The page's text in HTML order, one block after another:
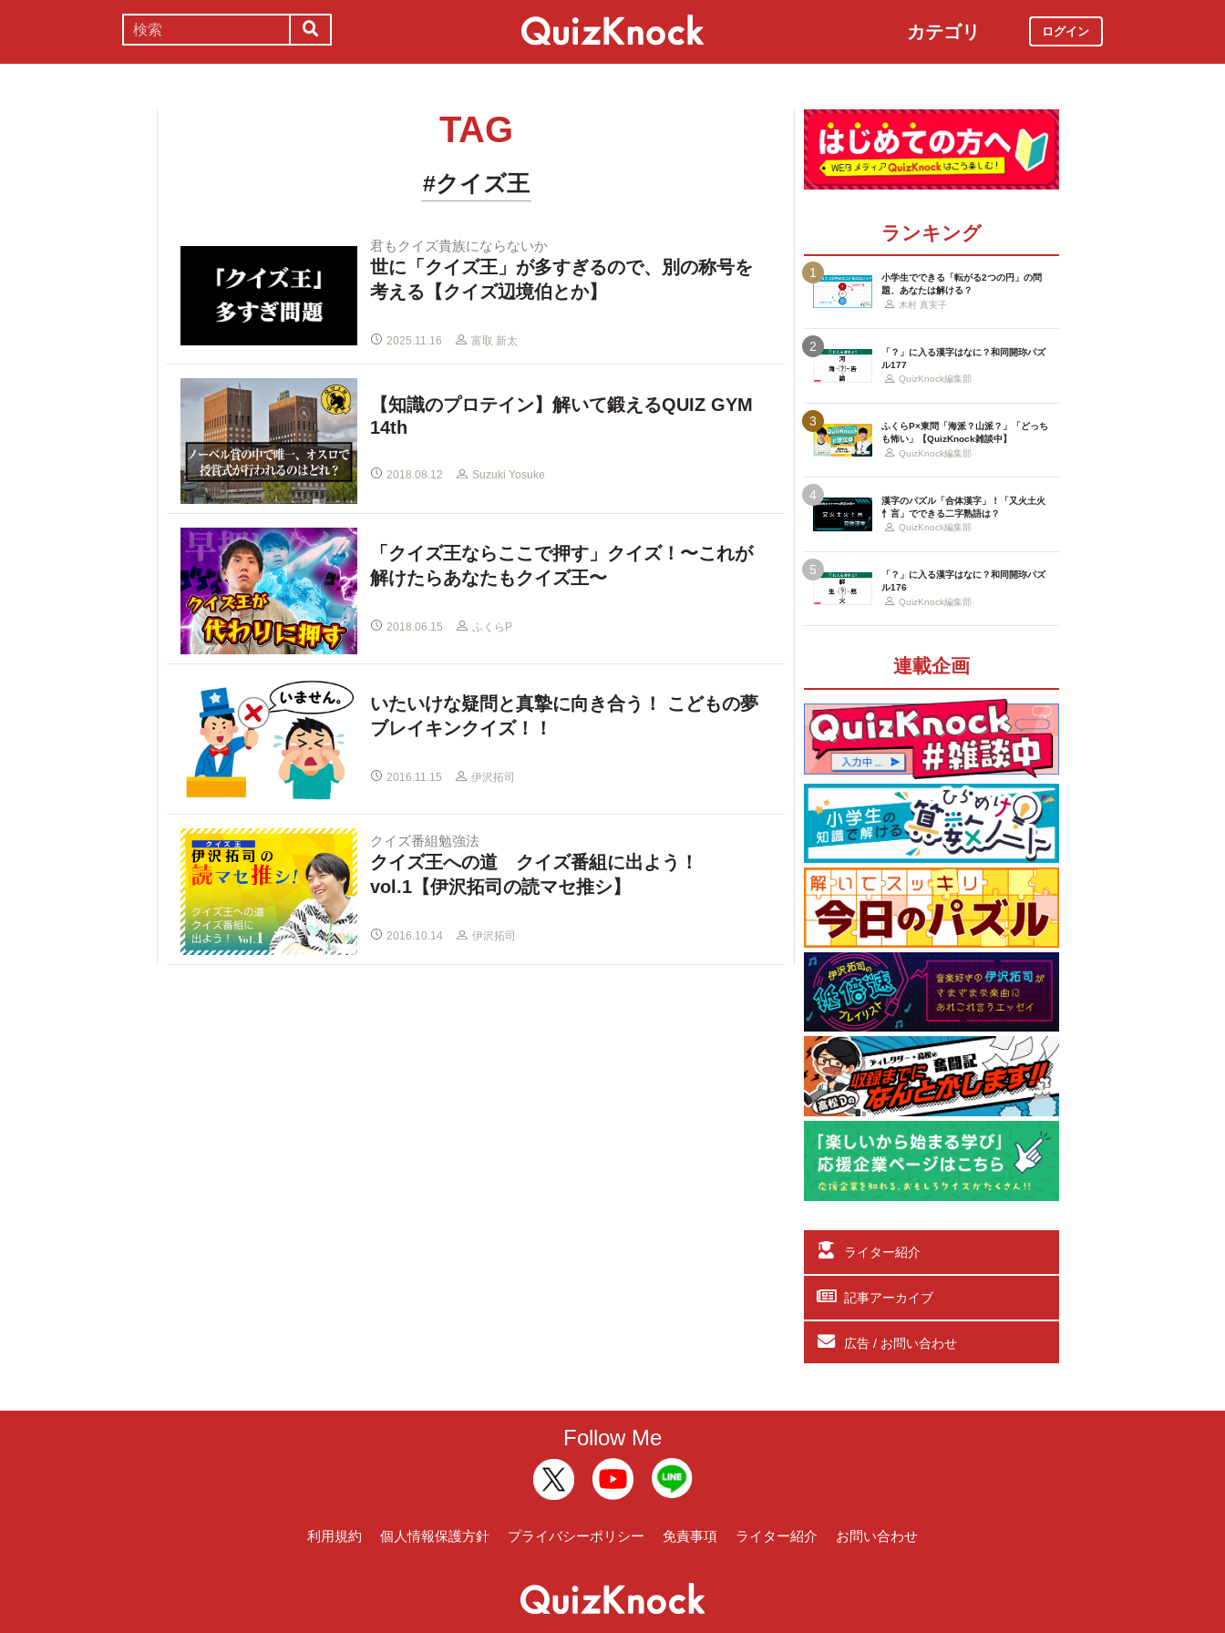
カテゴリ ログイン
TAG
#クイズ王
君もクイズ貴族にならないか
世に「クイズ王」が多すぎるので、別の称号を
考える【クイズ辺境伯とか】
2025.11.16 富取 新太
【知識のプロテイン】解いて鍛えるQUIZ GYM
14th
2018.08.12 Suzuki Yosuke
「クイズ王ならここで押す」クイズ！〜これが
解けたらあなたもクイズ王〜
2018.06.15 ふくらP
いたいけな疑問と真摯に向き合う！ こどもの夢
ブレイキンクイズ！！
2016.11.15 伊沢拓司
クイズ番組勉強法
クイズ王への道 クイズ番組に出よう！
vol.1【伊沢拓司の読マセ推シ】
2016.10.14 伊沢拓司
ランキング
1
小学生でできる「転がる2つの円」の問
題、あなたは解ける？
木村 真実子
2
「？」に入る漢字はなに？和同開珎パズ
ル177
QuizKnock編集部
3
ふくらP×東問「海派？山派？」「どっち
も怖い」【QuizKnock雑談中】
QuizKnock編集部
4
漢字のパズル「合体漢字」！「又火土火
忄言」でできる二字熟語は？
QuizKnock編集部
5
「？」に入る漢字はなに？和同開珎パズ
ル176
QuizKnock編集部
連載企画
ライター紹介
記事アーカイブ
広告 / お問い合わせ
Follow Me
利用規約 個人情報保護方針 プライバシーポリシー 免責事項 ライター紹介 お問い合わせ